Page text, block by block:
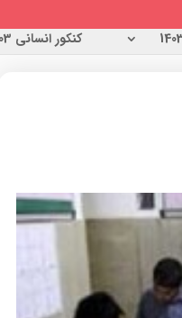
کنکور انسانی 1403